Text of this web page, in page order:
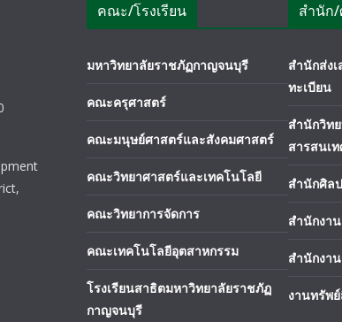
คณะ/โรงเรียน
มหาวิทยาลัยราชภัฏกาญจนบุรี
คณะครุศาสตร์
คณะมนุษย์ศาสตร์และสังคมศาสตร์
คณะวิทยาศาสตร์และเทคโนโลยี
คณะวิทยาการจัดการ
คณะเทคโนโลยีอุตสาหกรรม
โรงเรียนสาธิตมหาวิทยาลัยราชภัฏ
กาญจนบุรี
สำนัก
สำนักส่ง
ทะเบียน
สำนักวิท
สารสนเ
สำนักศิล
สำนักงา
สำนักงา
งานทรัพ